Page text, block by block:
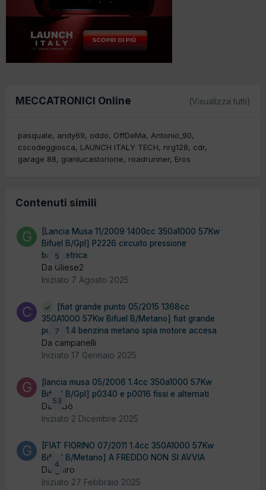
MECCATRONICI Online (Visualizza tutti)
pasquale andy69 oddo OffDeMa
Antonio_90
cscodeggiosca
LAUNCH ITALY TECH nrg128
cdr
garage 88
gianlucastorione roadrunner Eros
Contenuti simili
5
[Lancia Musa 11/2009 1400cc 350a1000 57Kw
Bifuel B/Gpl] P2226 circuito pressione
barometrica
Da Gliese2
Iniziato 7 Agosto 2025
7
[fiat grande punto 05/2015 1368cc
350A1000 57Kw Bifuel B/Metano] fiat grande
punto 1.4 benzina metano spia motore accesa
Da campanelli
Iniziato 17 Gennaio 2025
53
[lancia musa 05/2006 1.4cc 350a1000 57Kw
Bifuel B/Gpl] p0340 e p0016 fissi e alternati
Da Gibò
Iniziato 2 Dicembre 2025
4
[FIAT FIORINO 07/2011 1.4cc 350A1000 57Kw
Bifuel B/Metano] A FREDDO NON SI AVVIA
Da ghiro
Iniziato 27 Febbraio 2025